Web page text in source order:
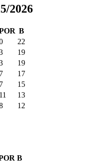
2026
B
22
19
19
7
17
7
15
11
13
12
B